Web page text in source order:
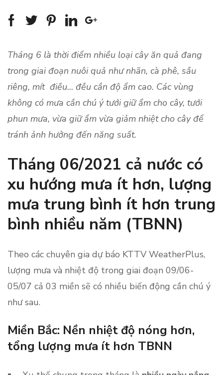
Tháng 6 là thời điểm nhiều loại cây ăn quả đang
trong giai đoạn nuôi quả như nhãn, cà phê, sầu
riêng, mít điều… đều cần độ ẩm cao. Các vùng
không có mưa cần chú ý tưới giữ ẩm cho cây, tưới
phun mưa, vừa giữ ẩm vừa giảm nhiệt cho cây để
tránh ảnh hưởng đến năng suất.
Tháng 06/2021 cả nước có
xu hướng mưa ít hơn, lượng
mưa trung bình ít hơn trung
bình nhiều năm (TBNN)
Theo các chuyên gia dự báo KTTV WeatherPlus,
lượng mưa và nhiệt độ trong giai đoạn 09/06-
05/07 cả 03 miền sẽ có nhiều biến động cần chú ý
như sau.
Miền Bắc: Nền nhiệt độ nóng hơn,
tổng lượng mưa ít hơn TBNN